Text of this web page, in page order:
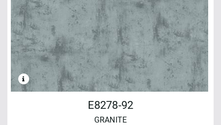
E8278-92
GRANITE